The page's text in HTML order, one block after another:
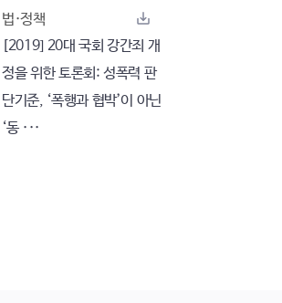
법·정책
[2019] 20대 국회 강간죄 개
정을 위한 토론회: 성폭력 판
단기준, ‘폭행과 협박’이 아닌
‘동 ···